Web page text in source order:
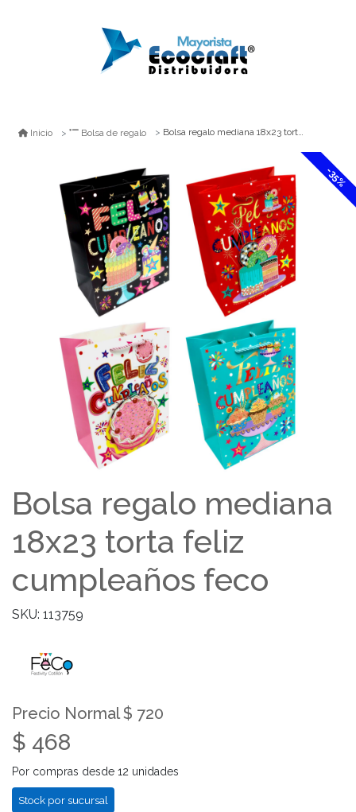
Inicio Bolsa de regalo Bolsa regalo mediana 18x23 torta feliz cumpleaños feco
-35%
Bolsa regalo mediana
18x23 torta feliz
cumpleaños feco
SKU: 113759
Precio Normal $ 720
$ 468
Por compras desde 12 unidades
Stock por sucursal